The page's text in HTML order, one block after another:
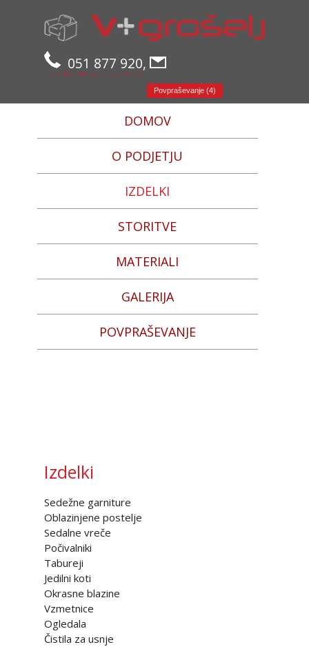
051 877 920,
info@groselj.si
Povpraševanje (4)
DOMOV
O PODJETJU
IZDELKI
STORITVE
MATERIALI
GALERIJA
POVPRAŠEVANJE
Izdelki
Sedežne garniture
Oblazinjene postelje
Sedalne vreče
Počivalniki
Tabureji
Jedilni koti
Okrasne blazine
Vzmetnice
Ogledala
Čistila za usnje